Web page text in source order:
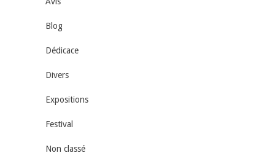
Blog
Dédicace
Divers
Expositions
Festival
Non classé